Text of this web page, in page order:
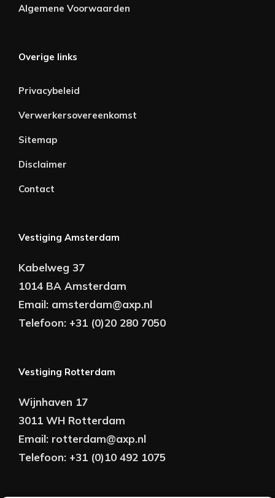
Algemene Voorwaarden
Overige links
Privacybeleid
Verwerkersovereenkomst
Sitemap
Disclaimer
Contact
Vestiging Amsterdam
Kabelweg 37
1014 BA Amsterdam
Email: amsterdam@axp.nl
Telefoon: +31 (0)20 280 7050
Vestiging Rotterdam
Wijnhaven 17
3011 WH Rotterdam
Email: rotterdam@axp.nl
Telefoon: +31 (0)10 492 1075